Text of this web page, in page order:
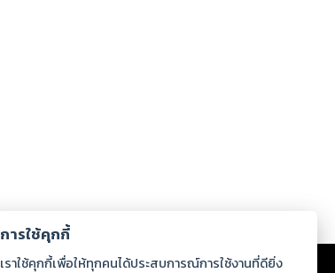
ร่วมงานกับเรา ดาวน์โหลด
การใช้คุกกี้
เราใช้คุกกี้เพื่อให้ทุกคนได้ประสบการณ์การใช้งานที่ดียิ่ง